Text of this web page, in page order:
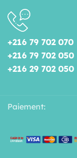
+216 79 702 070
+216 79 702 050
+216 29 702 050
Paiement: